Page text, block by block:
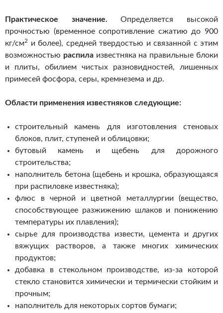
Практическое значение.Определяется высокой
прочностью (временное сопротивление сжатию до 900
кг/см2
и более), средней твердостью и связанной с этим
возможностью распилаизвестняка на правильные блоки
и плиты, обилием чистых разновидностей, лишенных
примесей фосфора, серы, кремнезема и др.
Области применения известняков следующие:
строительный камень для изготовления стеновых
блоков, плит, ступеней и облицовки;
бутовый камень и щебень для дорожного
строительства;
наполнитель бетона (щебень и крошка, образующаяся
при распиловке известняка);
флюс в черной и цветной металлургии (вещество,
способствующее разжижению шлаков и понижению
температуры их плавления);
сырье для производства извести, цемента и других
вяжущих растворов, а также многих химических
продуктов;
добавка в стекольном производстве, из-за которой
стекло становится химически и термически стойким и
прочным;
наполнитель для некоторых сортов бумаги;